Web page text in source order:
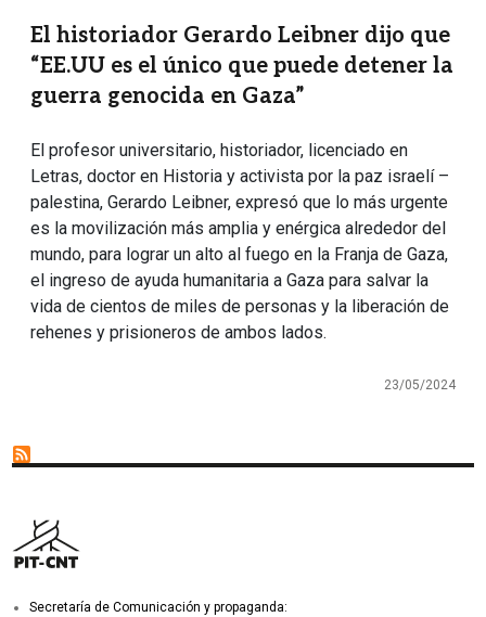
El historiador Gerardo Leibner dijo que
“EE.UU es el único que puede detener la
guerra genocida en Gaza”
El profesor universitario, historiador, licenciado en
Letras, doctor en Historia y activista por la paz israelí –
palestina, Gerardo Leibner, expresó que lo más urgente
es la movilización más amplia y enérgica alrededor del
mundo, para lograr un alto al fuego en la Franja de Gaza,
el ingreso de ayuda humanitaria a Gaza para salvar la
vida de cientos de miles de personas y la liberación de
rehenes y prisioneros de ambos lados.
23/05/2024
Secretaría de Comunicación y propaganda: